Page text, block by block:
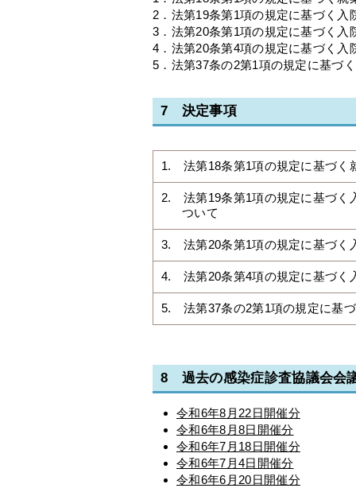
2．法第19条第1項の規定に基づく入
3．法第20条第1項の規定に基づく入
4．法第20条第4項の規定に基づく入
5．法第37条の2第1項の規定に基づ
7 決定事項
1. 法第18条第1項の規定に基づく
2. 法第19条第1項の規定に基づく
ついて
3. 法第20条第1項の規定に基づく
4. 法第20条第4項の規定に基づく
5. 法第37条の2第1項の規定に基
8 過去の感染症診査協議会会
令和6年8月22日開催分
令和6年8月8日開催分
令和6年7月18日開催分
令和6年7月4日開催分
令和6年6月20日開催分